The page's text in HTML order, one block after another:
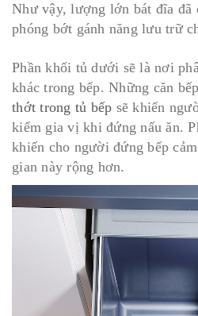
Như vậy, lượng lớn bát đĩa đã
phóng bớt gánh năng lưu trữ
Phần khối tủ dưới sẽ là nơi
khác trong bếp. Những căn
thớt trong tủ bếp sẽ khiến
kiếm gia vị khi đứng nấu ăn.
khiến cho người đứng bếp
gian này rộng hơn.